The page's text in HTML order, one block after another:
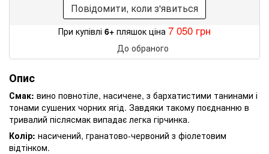
Повідомити, коли з'явиться
При купівлі 6+ пляшок ціна 7 050 грн
До обраного
Опис
Смак: вино повнотіле, насичене, з бархатистими танинами і
тонами сушених чорних ягід. Завдяки такому поєднанню в
тривалий післясмак випадає легка гірчинка.
Колір: насичений, гранатово-червоний з фіолетовим
відтінком.